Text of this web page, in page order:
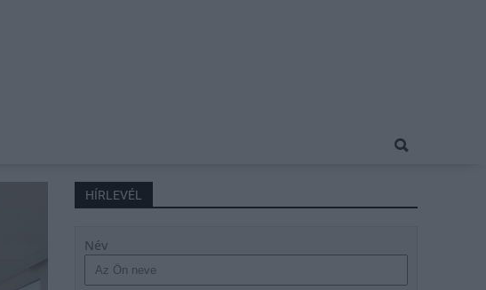
HÍRLEVÉL
Név